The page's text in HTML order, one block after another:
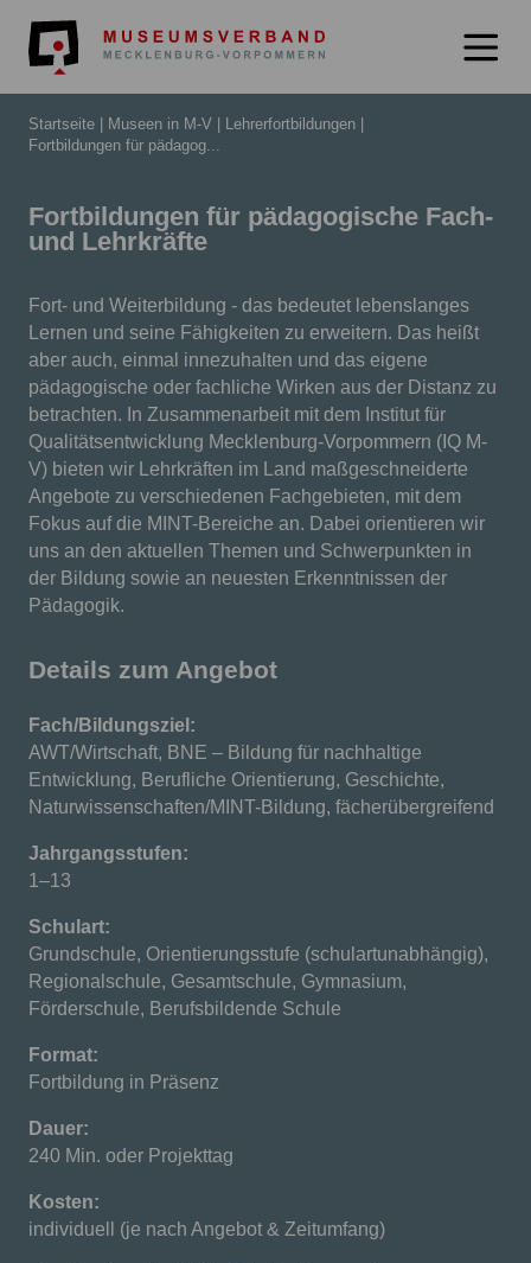
Startseite Museen in M-V
Lehrerfortbildungen
Fortbildungen für pädagog...
Fortbildungen für pädagogische Fach-
und Lehrkräfte
Fort- und Weiterbildung - das bedeutet lebenslanges
Lernen und seine Fähigkeiten zu erweitern. Das heißt
aber auch, einmal innezuhalten und das eigene
pädagogische oder fachliche Wirken aus der Distanz zu
betrachten. In Zusammenarbeit mit dem Institut für
Qualitätsentwicklung Mecklenburg-Vorpommern (IQ M-
V) bieten wir Lehrkräften im Land maßgeschneiderte
Angebote zu verschiedenen Fachgebieten, mit dem
Fokus auf die MINT-Bereiche an. Dabei orientieren wir
uns an den aktuellen Themen und Schwerpunkten in
der Bildung sowie an neuesten Erkenntnissen der
Pädagogik.
Details zum Angebot
Fach/Bildungsziel:
AWT/Wirtschaft, BNE – Bildung für nachhaltige
Entwicklung, Berufliche Orientierung, Geschichte,
Naturwissenschaften/MINT-Bildung, fächerübergreifend
Jahrgangsstufen:
1–13
Schulart:
Grundschule, Orientierungsstufe (schulartunabhängig),
Regionalschule, Gesamtschule, Gymnasium,
Förderschule, Berufsbildende Schule
Format:
Fortbildung in Präsenz
Dauer:
240 Min. oder Projekttag
Kosten:
individuell (je nach Angebot & Zeitumfang)